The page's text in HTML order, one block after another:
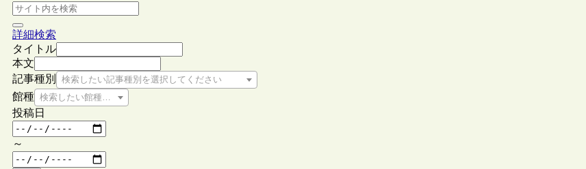
詳細検索
タイトル
本文
記事種別
検索したい記事種別を選択してください
館種 検索したい館種を選択してください
投稿日
～